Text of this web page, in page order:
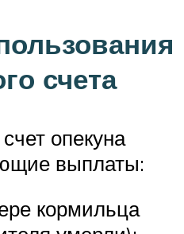
счета
опекуна
выплаты:
кормильца